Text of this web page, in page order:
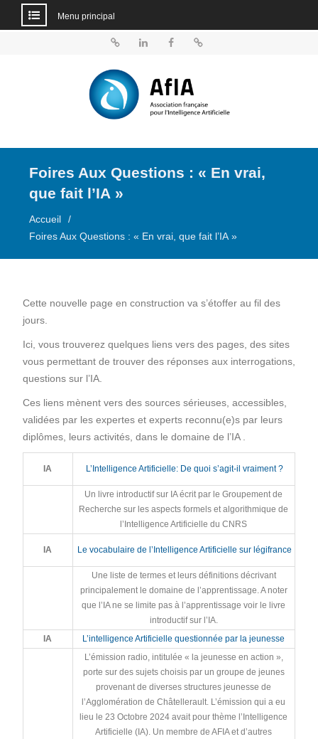
Menu principal
Foires Aux Questions : « En vrai,
que fait l’IA »
Accueil
Foires Aux Questions : « En vrai, que fait l’IA »
Cette nouvelle page en construction va s’étoffer au fil des
jours.
Ici, vous trouverez quelques liens vers des pages, des sites
vous permettant de trouver des réponses aux interrogations,
questions sur l’IA.
Ces liens mènent vers des sources sérieuses, accessibles,
validées par les expertes et experts reconnu(e)s par leurs
diplômes, leurs activités, dans le domaine de l’IA .
IA L’Intelligence Artificielle: De quoi s’agit-il vraiment ?
Un livre introductif sur IA écrit par le Groupement de
Recherche sur les aspects formels et algorithmique de
l’Intelligence Artificielle du CNRS
IA Le vocabulaire de l’Intelligence Artificielle sur légifrance
Une liste de termes et leurs définitions décrivant
principalement le domaine de l’apprentissage. A noter
que l’IA ne se limite pas à l’apprentissage voir le livre
introductif sur l’IA.
IA
L’intelligence Artificielle questionnée par la jeunesse
L’émission radio, intitulée « la jeunesse en action »,
porte sur des sujets choisis par un groupe de jeunes
provenant de diverses structures jeunesse de
l’Agglomération de Châtellerault. L’émission qui a eu
lieu le 23 Octobre 2024 avait pour thème l’Intelligence
Artificielle (IA). Un membre de AFIA et d’autres